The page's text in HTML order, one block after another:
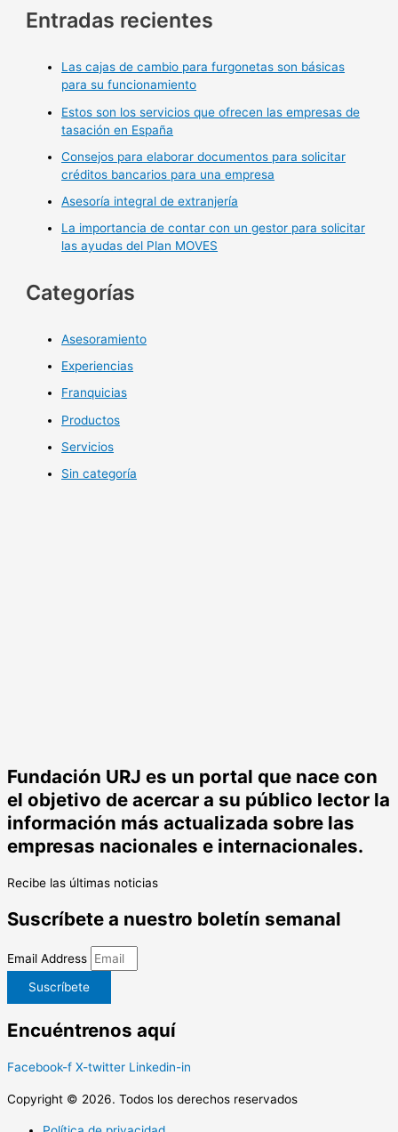
Entradas recientes
Las cajas de cambio para furgonetas son básicas
para su funcionamiento
Estos son los servicios que ofrecen las empresas de
tasación en España
Consejos para elaborar documentos para solicitar
créditos bancarios para una empresa
Asesoría integral de extranjería
La importancia de contar con un gestor para solicitar
las ayudas del Plan MOVES
Categorías
Asesoramiento
Experiencias
Franquicias
Productos
Servicios
Sin categoría
Fundación URJ es un portal que nace con
el objetivo de acercar a su público lector la
información más actualizada sobre las
empresas nacionales e internacionales.
Recibe las últimas noticias
Suscríbete a nuestro boletín semanal
Email Address
Suscríbete
Encuéntrenos aquí
Facebook-f X-twitter Linkedin-in
Copyright © 2026. Todos los derechos reservados